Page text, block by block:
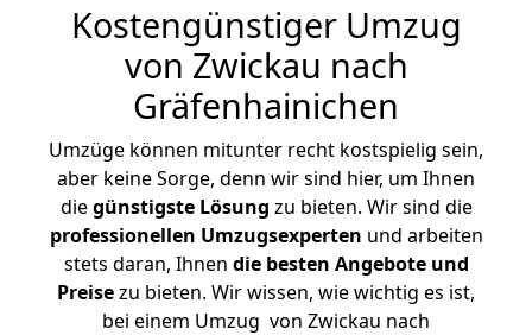
Kostengünstiger Umzug
von Zwickau nach
Gräfenhainichen
Umzüge können mitunter recht kostspielig sein,
aber keine Sorge, denn wir sind hier, um Ihnen
diegünstigste Lösung zu bieten. Wir sind die
professionellen Umzugsexperten und arbeiten
stets daran, Ihnen die besten Angebote und
Preisezu bieten. Wir wissen, wie wichtig es ist,
bei einem Umzug von Zwickau nach